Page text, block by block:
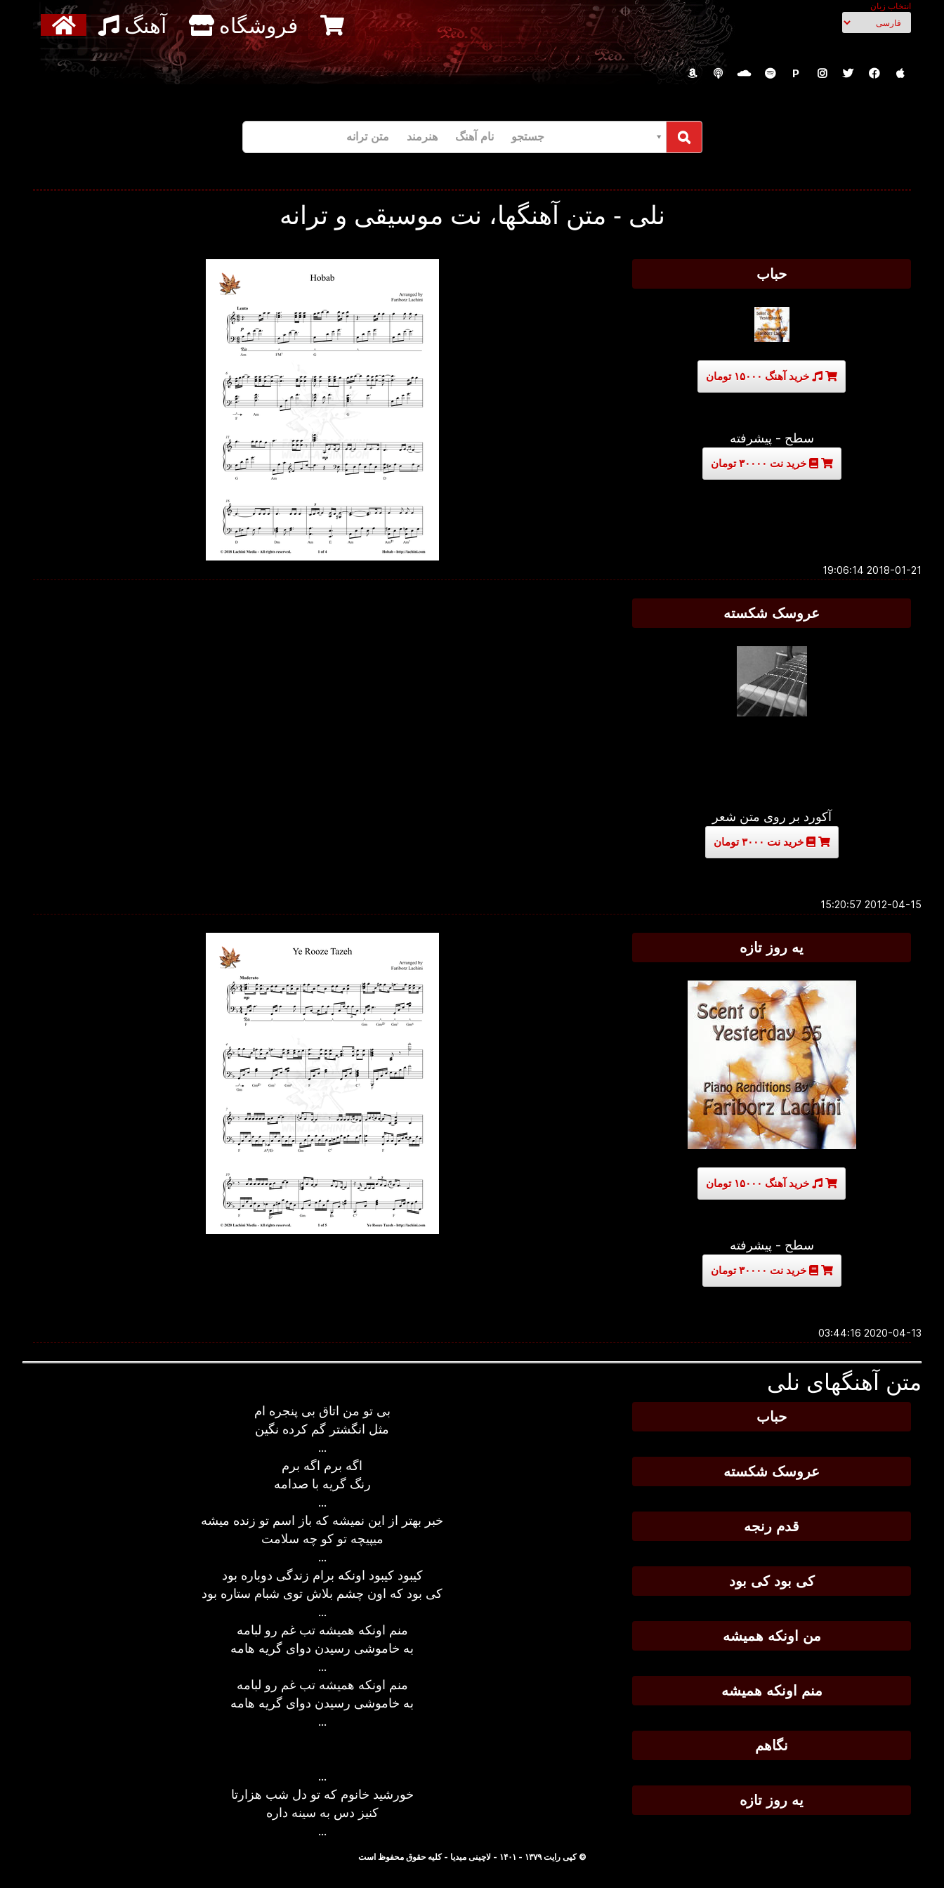
انتخاب زبان
آهنگ فروشگاه
P
جستجو نام آهنگ هنرمند متن ترانه
نلی - متن آهنگها، نت موسیقی و ترانه
حباب
خرید آهنگ ۱۵۰۰۰ تومان
سطح - پیشرفته
خرید نت ۳۰۰۰۰ تومان
2018-01-21 19:06:14
عروسک شکسته
آکورد بر روی متن شعر
خرید نت ۳۰۰۰ تومان
2012-04-15 15:20:57
یه روز تازه
خرید آهنگ ۱۵۰۰۰ تومان
سطح - پیشرفته
خرید نت ۳۰۰۰۰ تومان
2020-04-13 03:44:16
متن آهنگهای نلی
حباب
بی تو من اتاق بی پنجره ام
مثل انگشتر گم کرده نگین
...
عروسک شکسته
اگه برم اگه برم
رنگ گریه با صدامه
...
قدم رنجه
خبر بهتر از این نمیشه که باز اسم تو زنده میشه
میپیچه تو کو چه سلامت
...
کی بود کی بود
کیبود کیبود اونکه برام زندگی دوباره بود
کی بود که اون چشم بلاش توی شبام ستاره بود
...
من اونکه همیشه
منم اونکه همیشه تب غم رو لبامه
به خاموشی رسیدن دوای گریه هامه
...
منم اونکه همیشه
منم اونکه همیشه تب غم رو لبامه
به خاموشی رسیدن دوای گریه هامه
...
نگاهم
...
یه روز تازه
خورشید خانوم که تو دل شب هزارتا
کنیز دس به سینه داره
...
© کپی رایت ۱۳۷۹ - ۱۴۰۱ - لاچینی میدیا - کلیه حقوق محفوظ است